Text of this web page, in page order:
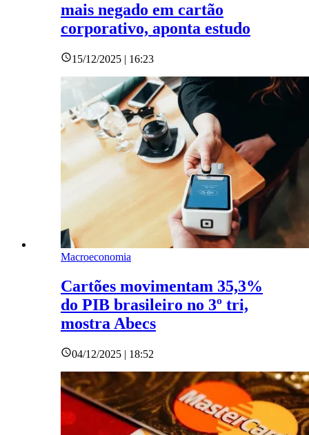
mais negado em cartão
corporativo, aponta estudo
15/12/2025 | 16:23
Macroeconomia
Cartões movimentam 35,3%
do PIB brasileiro no 3º tri,
mostra Abecs
04/12/2025 | 18:52